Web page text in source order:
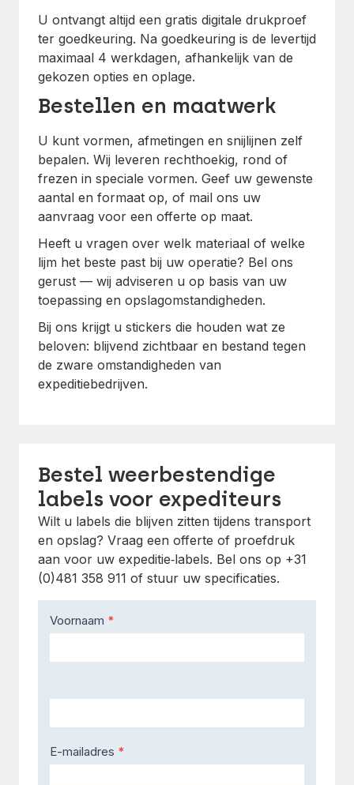
U ontvangt altijd een gratis digitale drukproef
ter goedkeuring. Na goedkeuring is de levertijd
maximaal 4 werkdagen, afhankelijk van de
gekozen opties en oplage.
Bestellen en maatwerk
U kunt vormen, afmetingen en snijlijnen zelf
bepalen. Wij leveren rechthoekig, rond of
frezen in speciale vormen. Geef uw gewenste
aantal en formaat op, of mail ons uw
aanvraag voor een offerte op maat.
Heeft u vragen over welk materiaal of welke
lijm het beste past bij uw operatie? Bel ons
gerust — wij adviseren u op basis van uw
toepassing en opslagomstandigheden.
Bij ons krijgt u stickers die houden wat ze
beloven: blijvend zichtbaar en bestand tegen
de zware omstandigheden van
expeditiebedrijven.
Bestel weerbestendige
labels voor expediteurs
Wilt u labels die blijven zitten tijdens transport
en opslag? Vraag een offerte of proefdruk
aan voor uw expeditie‑labels. Bel ons op +31
(0)481 358 911 of stuur uw specificaties.
Contact
Us
Voornaam *
E-mailadres *